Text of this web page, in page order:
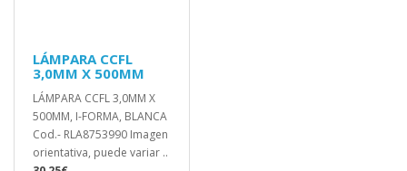
LÁMPARA CCFL
3,0MM X 500MM
LÁMPARA CCFL 3,0MM X
500MM, I-FORMA, BLANCA
Cod.- RLA8753990 Imagen
orientativa, puede variar ..